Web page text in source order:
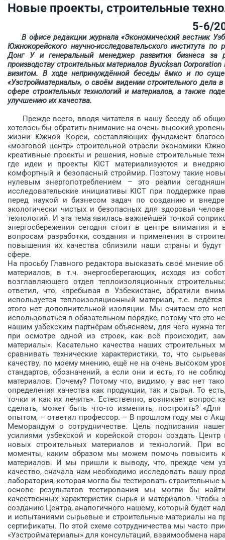
Новые проекты, строительные
5-6/
В офисе редакции журнала «Экономический вестник
Южнокорейского научно-исследовательского института
Донг У и генеральный менеджер развития бизнеса за
производству строительных материалов Byucksan
визитом. В ходе непринуждённой беседы ёмко и по
«Узстройматериалы», о своём видении строительного дела
сфере строительных технологий и материалов, а также
улучшению их качества.
Прежде всего, вводя читателя в нашу беседу об общих
хотелось бы обратить вни­мание на очень высокий
жизни Южной Кореи, составляющих фундамент
«мозговой центр» строительной отрасли экономики
креативные проекты и решения, новые строительные
где идеи и проекты KICT материализуются и
комфортный и безопасный строймир. Поэтому такие
нулевым энергопотреб­лением – это реалии
исследовательские инициативы KICT при поддержке
перед наукой и бизнесом задач по созданию и
экологически чистых и безопасных для здоровья
технологий. И эта тема явилась важнейшей точкой
энерго­сбережения сегодня стоит в центре внимания
вопросам разработки, создания и применения в
повышения их качества сблизили наши страны и будут
сфере.
На просьбу Главного редактора высказать своё мнение
материалов, в т.ч. энергосберегающих, исходя из
возглавляющего отдел теплоизоляционных
ответил, что, «пребывая в Узбекистане, обратили
используется теплоизоляционный материал, т.е.
этого нет дополнительной изоляции. Мы считаем это
использоваться в обязательном порядке, потому что
нашим узбекским партнёрам объясняем, для чего нужна
при осмотре одной из строек, как всё происходит,
материалы». Касательно качества наших
сравнивать технические характерис­тики, то, что
качеству, по моему мнению, ещё не на очень высоком
стандартов, обозначений, а если они и есть, то не
материалов. Почему? Потому что, видимо, у вас нет
определения качества как продукции, так и сырья. То
точки и как их лечить». Естественно, возникает вопрос
сделать, может быть что-то изменить, построить?
опытом, – ответил профессор. – В прошлом году мы с
Меморандум о сотрудничестве. Цель подписания
усилиями узбекской и корейской сторон создать
новых строительных материалов и технологий. При
моменты, каким образом мы можем помочь повысить
материалов. И мы пришли к выводу, что, прежде чем
качество, сначала нам необходимо исследовать вашу
лаборатория, которая могла бы тестировать
основе результатов тестирования мы могли бы
качественных характерис­тик сырья и материалов.
созданию Центра, аналогичного нашему, который будет
и испытаниями сырьевые и строительные материалы на
сертификаты. По этой схеме сотрудничества мы часто
«Узстройматериалы» для консультаций, взаимообмена